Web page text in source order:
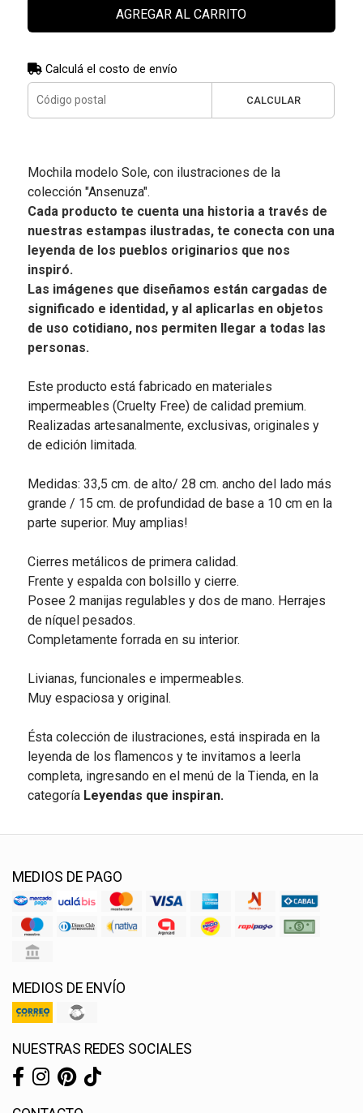
AGREGAR AL CARRITO
Calculá el costo de envío
CALCULAR
Mochila modelo Sole, con ilustraciones de la
colección "Ansenuza".
Cada producto te cuenta una historia a través de
nuestras estampas ilustradas, te conecta con una
leyenda de los pueblos originarios que nos
inspiró.
Las imágenes que diseñamos están cargadas de
significado e identidad, y al aplicarlas en objetos
de uso cotidiano, nos permiten llegar a todas las
personas.
Este producto está fabricado en materiales
impermeables (Cruelty Free) de calidad premium.
Realizadas artesanalmente, exclusivas, originales y
de edición limitada.
Medidas: 33,5 cm. de alto/ 28 cm. ancho del lado más
grande / 15 cm. de profundidad de base a 10 cm en la
parte superior. Muy amplias!
Cierres metálicos de primera calidad.
Frente y espalda con bolsillo y cierre.
Posee 2 manijas regulables y dos de mano. Herrajes
de níquel pesados.
Completamente forrada en su interior.
Livianas, funcionales e impermeables.
Muy espaciosa y original.
Ésta colección de ilustraciones, está inspirada en la
leyenda de los flamencos y te invitamos a leerla
completa, ingresando en el menú de la Tienda, en la
categoría Leyendas que inspiran.
MEDIOS DE PAGO
MEDIOS DE ENVÍO
NUESTRAS REDES SOCIALES